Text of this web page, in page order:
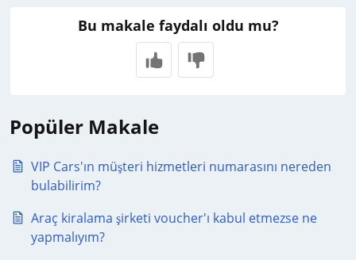
Bu makale faydalı oldu mu?
Popüler Makale
VIP Cars'ın müşteri hizmetleri numarasını nereden
bulabilirim?
Araç kiralama şirketi voucher'ı kabul etmezse ne
yapmalıyım?